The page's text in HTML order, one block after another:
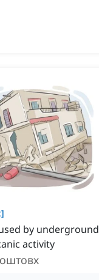
]
by underground
activity